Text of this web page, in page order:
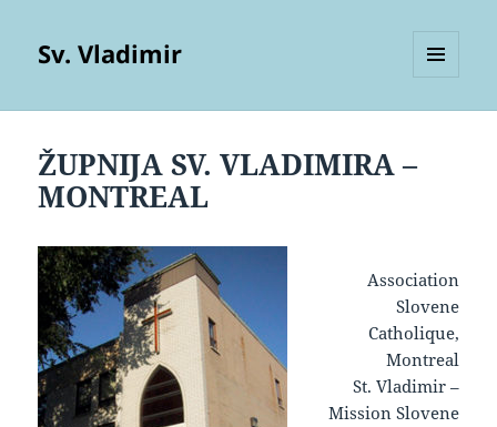
Sv. Vladimir
ŽUPNIJA SV. VLADIMIRA –
MONTREAL
Association
Slovene
Catholique,
Montreal
St. Vladimir –
Mission Slovene